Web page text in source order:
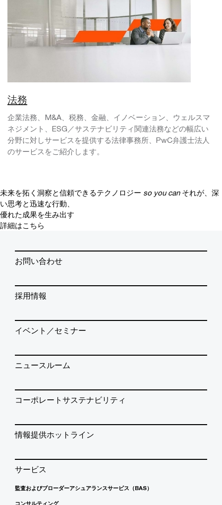
法務
企業法務、M&A、税務、金融、イノベーション、ウェルスマ
ネジメント、ESG／サステナビリティ関連法務などの幅広い
分野に対しサービスを提供する法律事務所、PwC弁護士法人
のサービスをご紹介します。
未来を拓く洞察と信頼できるテクノロジー so you can それが、深
い思考と迅速な行動、
優れた成果を生み出す
詳細はこちら
お問い合わせ
採用情報
イベント／セミナー
ニュースルーム
コーポレートサステナビリティ
情報提供ホットライン
サービス
監査およびブローダーアシュアランスサービス（BAS）
コンサルティング